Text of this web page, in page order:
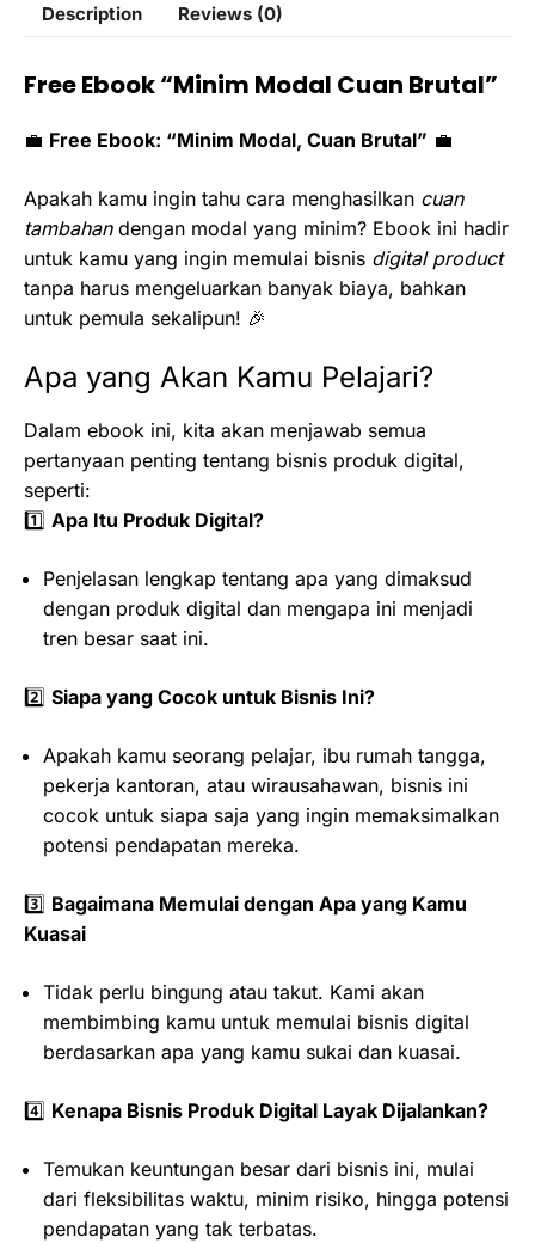
Description Reviews (0)
Free Ebook “Minim Modal Cuan Brutal”
💼 Free Ebook: “Minim Modal, Cuan Brutal” 💼
Apakah kamu ingin tahu cara menghasilkan cuan
tambahandengan modal yang minim? Ebook ini hadir
untuk kamu yang ingin memulai bisnis digital product
tanpa harus mengeluarkan banyak biaya, bahkan
untuk pemula sekalipun! 🎉
Apa yang Akan Kamu Pelajari?
Dalam ebook ini, kita akan menjawab semua
pertanyaan penting tentang bisnis produk digital,
seperti:
1️⃣ Apa Itu Produk Digital?
Penjelasan lengkap tentang apa yang dimaksud
dengan produk digital dan mengapa ini menjadi
tren besar saat ini.
2️⃣ Siapa yang Cocok untuk Bisnis Ini?
Apakah kamu seorang pelajar, ibu rumah tangga,
pekerja kantoran, atau wirausahawan, bisnis ini
cocok untuk siapa saja yang ingin memaksimalkan
potensi pendapatan mereka.
3️⃣ Bagaimana Memulai dengan Apa yang Kamu
Kuasai
Tidak perlu bingung atau takut. Kami akan
membimbing kamu untuk memulai bisnis digital
berdasarkan apa yang kamu sukai dan kuasai.
4️⃣ Kenapa Bisnis Produk Digital Layak Dijalankan?
Temukan keuntungan besar dari bisnis ini, mulai
dari fleksibilitas waktu, minim risiko, hingga potensi
pendapatan yang tak terbatas.